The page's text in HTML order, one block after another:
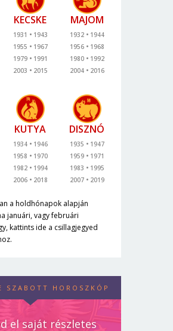
KECSKE
1931
1943
1955
1967
1979
1991
2003
2015
MAJOM
1932
1944
1956
1968
1980
1992
2004
2016
KUTYA
1934
1946
1958
1970
1982
1994
2006
2018
DISZNÓ
1935
1947
1959
1971
1983
1995
2007
2019
a holdhónapok alapján
januári, vagy februári
kattints ide a csillagjegyed
SZABOTT HOROSZKÓP
el saját részletes